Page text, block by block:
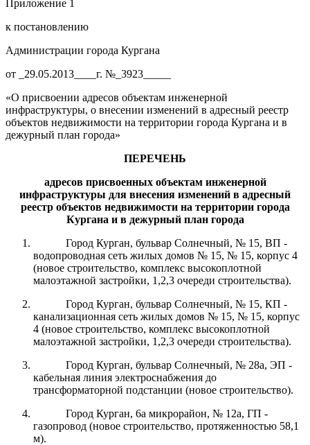
Приложение 1
к постановлению
Администрации города Кургана
от _29.05.2013____г. №_3923_____
«О присвоении адресов объектам инженерной
инфраструктуры, о внесении изменений в адресный реестр
объектов недвижимости на территории города Кургана и в
дежурный план города»
ПЕРЕЧЕНЬ
адресов присвоенных объектам инженерной
инфраструктуры для внесения изменений в адресный
реестр объектов недвижимости на территории города
Кургана и в дежурный план города
Город Курган, бульвар Солнечный, № 15, ВП -
водопроводная сеть жилых домов № 15, № 15, корпус 4
(новое строительство, комплекс высокоплотной
малоэтажной застройки, 1,2,3 очереди строительства).
Город Курган, бульвар Солнечный, № 15, КП -
канализационная сеть жилых домов № 15, № 15, корпус
4 (новое строительство, комплекс высокоплотной
малоэтажной застройки, 1,2,3 очереди строительства).
Город Курган, бульвар Солнечный, № 28а, ЭП -
кабельная линия электроснабжения до
трансформаторной подстанции (новое строительство).
Город Курган, 6а микрорайон, № 12а, ГП -
газопровод (новое строительство, протяженностью 58,1
м).